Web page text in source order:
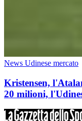
News Udinese mercato
Kristensen,
20 milioni,